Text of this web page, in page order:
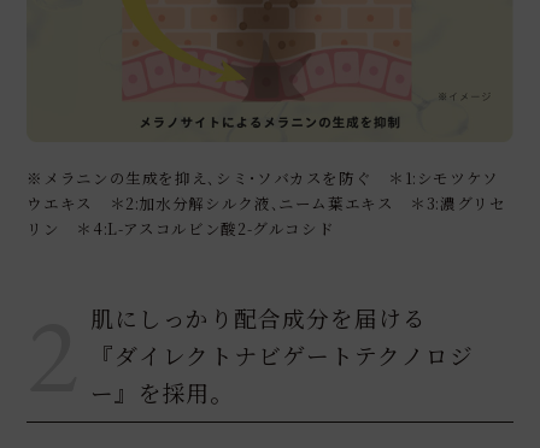
※メラニンの生成を抑え､シミ･ソバカスを防ぐ ＊1:シモツケソ
ウエキス ＊2:加水分解シルク液､ニーム葉エキス ＊3:濃グリセ
リン ＊4:L-アスコルビン酸2-グルコシド
肌にしっかり配合成分を届ける
『ダイレクトナビゲートテクノロジ
ー』を採用｡